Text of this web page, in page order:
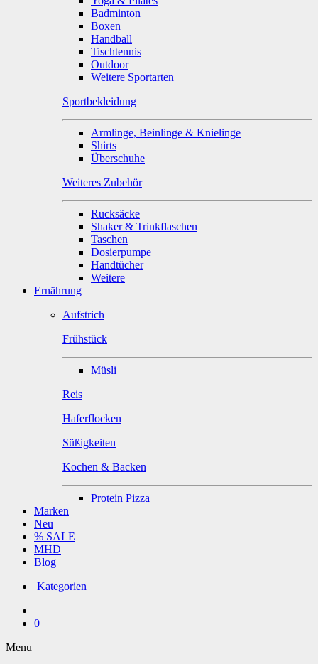
Badminton
Boxen
Handball
Tischtennis
Outdoor
Weitere Sportarten
Sportbekleidung
Armlinge, Beinlinge & Knielinge
Shirts
Überschuhe
Weiteres Zubehör
Rucksäcke
Shaker & Trinkflaschen
Taschen
Dosierpumpe
Handtücher
Weitere
Ernährung
Aufstrich
Frühstück
Müsli
Reis
Haferflocken
Süßigkeiten
Kochen & Backen
Protein Pizza
Marken
Neu
% SALE
MHD
Blog
Kategorien
0
Menu